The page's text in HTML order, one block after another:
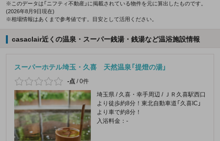
※このデータは「ニフティ不動産」に掲載されている物件を元に算出したものです。
(2026年8月9日現在)
※相場情報はあくまで参考値です。目安として活用ください。
casaclair近くの温泉・スーパー銭湯・銭湯など温浴施設情報
スーパーホテル埼玉・久喜 天然温泉「提燈の湯」
-点 /0件
埼玉県 / 久喜・幸手周辺 / ＪＲ久喜駅西口
より徒歩約8分！東北自動車道「久喜IC」
より車で約8分！
入浴料金：-